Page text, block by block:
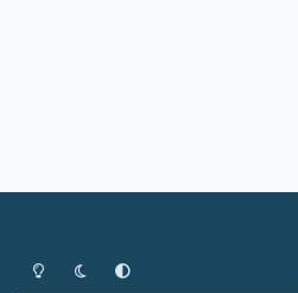
Heldere modus
Donkere modus
Systeemvoorkeur